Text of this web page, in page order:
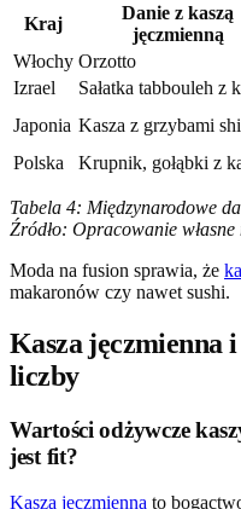
Kraj
Danie z kaszą
jęczmienną
Włochy Orzotto
Izrael
Sałatka tabbouleh z
Japonia Kasza z grzybami
Polska
Krupnik, gołąbki z
Tabela 4: Międzynarodowe
Źródło: Opracowanie
Moda na fusion sprawia, że
makaronów czy nawet sushi.
Kasza jęczmienna
liczby
Wartości odżywcze
jest fit?
Kasza jęczmienna to